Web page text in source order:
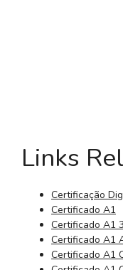
Links
Certificação
Certificado A1
Certificado A1
Certificado A1
Certificado A1